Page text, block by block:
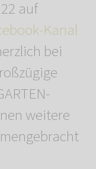
auf
Kanal
bei
weitere